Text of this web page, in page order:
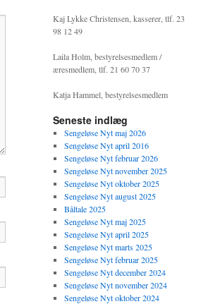
Kaj Lykke Christensen, kasserer, tlf. 23
98 12 49
Laila Holm, bestyrelsesmedlem /
æresmedlem, tlf. 21 60 70 37
Katja Hammel, bestyrelsesmedlem
Seneste indlæg
Sengeløse Nyt maj 2026
Sengeløse Nyt april 2016
Sengeløse Nyt februar 2026
Sengeløse Nyt november 2025
Sengeløse Nyt oktober 2025
Sengeløse Nyt august 2025
Båltale 2025
Sengeløse Nyt maj 2025
Sengeløse Nyt april 2025
Sengeløse Nyt marts 2025
Sengeløse Nyt februar 2025
Sengeløse Nyt december 2024
Sengeløse Nyt november 2024
Sengeløse Nyt oktober 2024